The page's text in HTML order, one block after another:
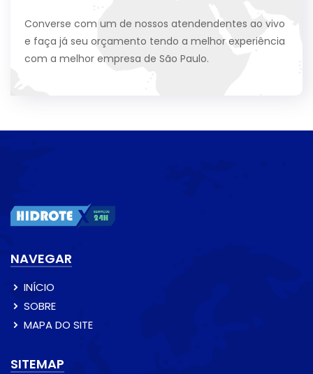
Converse com um de nossos atendendentes ao vivo
e faça já seu orçamento tendo a melhor experiência
com a melhor empresa de São Paulo.
NAVEGAR
INÍCIO
SOBRE
MAPA DO SITE
SITEMAP